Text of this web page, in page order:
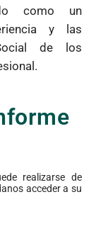
como un
y las
de los
realizarse de
acceder a su